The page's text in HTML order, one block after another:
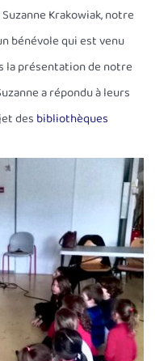
Krakowiak, notre
bénévole qui est venu
la présentation de notre
a répondu à leurs
des bibliothèques